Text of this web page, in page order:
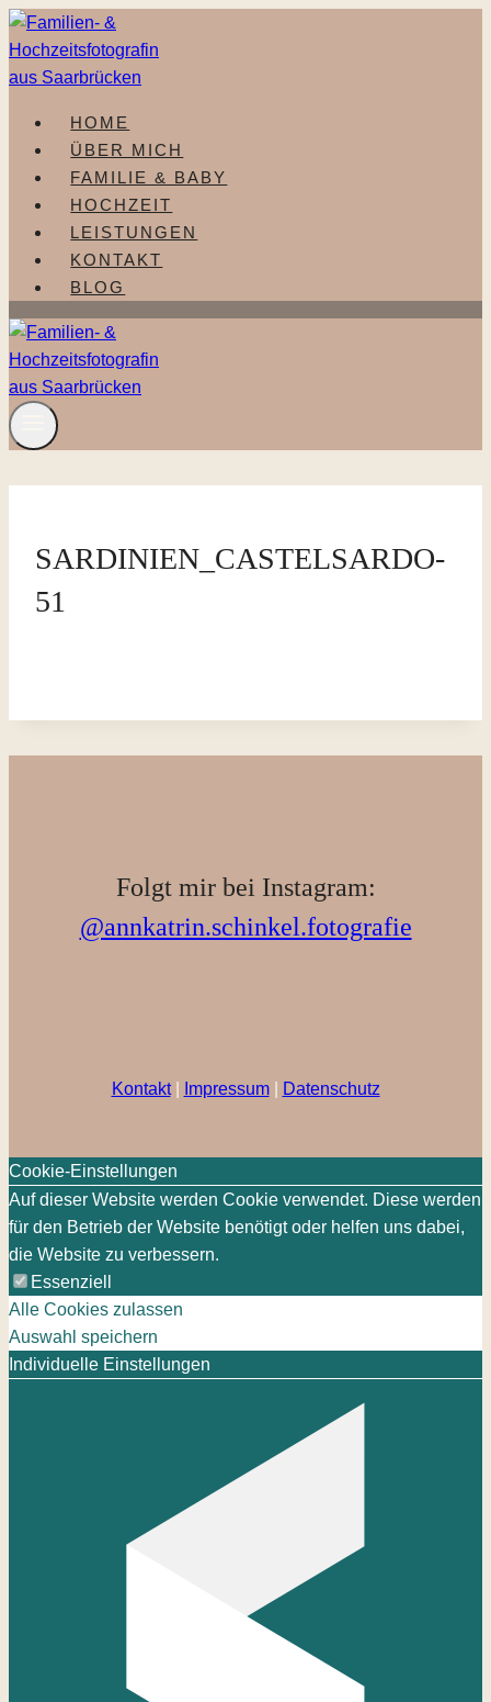
Zum
Inhalt
springen
HOME
ÜBER MICH
FAMILIE & BABY
HOCHZEIT
LEISTUNGEN
KONTAKT
BLOG
SARDINIEN_CASTELSARDO-
51
Folgt mir bei Instagram:
@annkatrin.schinkel.fotografie
Kontakt| Impressum| Datenschutz
Cookie-Einstellungen
Auf dieser Website werden Cookie verwendet. Diese werden
für den Betrieb der Website benötigt oder helfen uns dabei,
die Website zu verbessern.
Essenziell
Alle Cookies zulassen
Auswahl speichern
Individuelle Einstellungen